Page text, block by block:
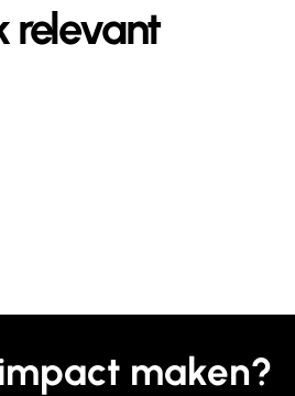
relevant
maken?